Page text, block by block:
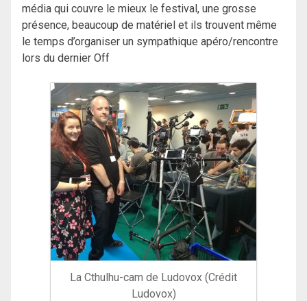
média qui couvre le mieux le festival, une grosse
présence, beaucoup de matériel et ils trouvent même
le temps d’organiser un sympathique apéro/rencontre
lors du dernier Off
La Cthulhu-cam de Ludovox (Crédit
Ludovox)